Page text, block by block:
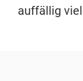
auffällig